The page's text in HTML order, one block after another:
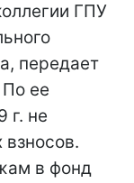
ГПУ
передает
ее
г. не
в фонд